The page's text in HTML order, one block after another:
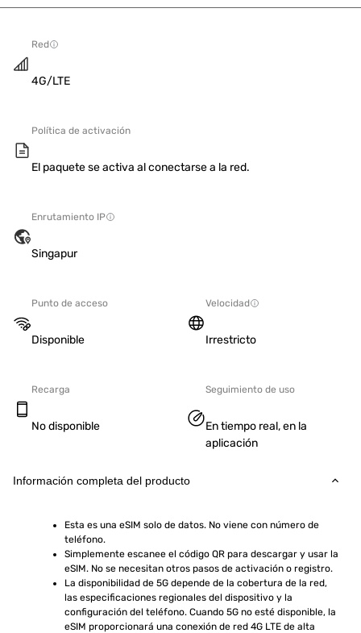
Red
4G/LTE
Política de activación
El paquete se activa al conectarse a la red.
Enrutamiento IP
Singapur
Punto de acceso
Disponible
Velocidad
Irrestricto
Recarga
No disponible
Seguimiento de uso
En tiempo real, en la
aplicación
Información completa del producto
Esta es una eSIM solo de datos. No viene con número de
teléfono.
Simplemente escanee el código QR para descargar y usar la
eSIM. No se necesitan otros pasos de activación o registro.
La disponibilidad de 5G depende de la cobertura de la red,
las especificaciones regionales del dispositivo y la
configuración del teléfono. Cuando 5G no esté disponible, la
eSIM proporcionará una conexión de red 4G LTE de alta